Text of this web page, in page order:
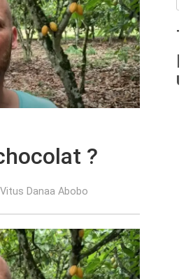
?
Danaa Abobo